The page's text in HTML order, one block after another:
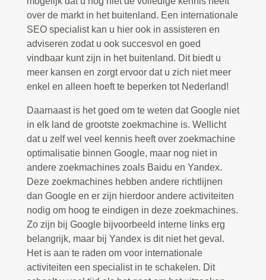
over de markt in het buitenland. Een internationale
SEO specialist kan u hier ook in assisteren en
adviseren zodat u ook succesvol en goed
vindbaar kunt zijn in het buitenland. Dit biedt u
meer kansen en zorgt ervoor dat u zich niet meer
enkel en alleen hoeft te beperken tot Nederland!
Daarnaast is het goed om te weten dat Google niet
in elk land de grootste zoekmachine is. Wellicht
dat u zelf wel veel kennis heeft over zoekmachine
optimalisatie binnen Google, maar nog niet in
andere zoekmachines zoals Baidu en Yandex.
Deze zoekmachines hebben andere richtlijnen
dan Google en er zijn hierdoor andere activiteiten
nodig om hoog te eindigen in deze zoekmachines.
Zo zijn bij Google bijvoorbeeld interne links erg
belangrijk, maar bij Yandex is dit niet het geval.
Het is aan te raden om voor internationale
activiteiten een specialist in te schakelen. Dit